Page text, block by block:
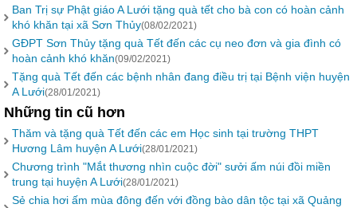
Ban Trị sự Phật giáo A Lưới tặng quà tết cho bà con có hoàn cảnh
khó khăn tại xã Sơn Thủy(08/02/2021)
GĐPT Sơn Thủy tặng quà Tết đến các cụ neo đơn và gia đình có
hoàn cảnh khó khăn(09/02/2021)
Tặng quà Tết đến các bệnh nhân đang điều trị tại Bệnh viện huyện
A Lưới(28/01/2021)
Những tin cũ hơn
Thăm và tặng quà Tết đến các em Học sinh tại trường THPT
Hương Lâm huyện A Lưới(28/01/2021)
Chương trình "Mắt thương nhìn cuộc đời" sưởi ấm núi đồi miền
trung tại huyện A Lưới(28/01/2021)
Sẻ chia hơi ấm mùa đông đến với đồng bào dân tộc tại xã Quảng